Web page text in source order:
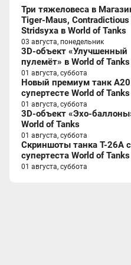
Три тяжеловеса в
Tiger-Maus, Contradictious
Stridsyxa в World of Tanks
03 августа, понедельник
3D-объект «Улучшенный
пулемёт» в World of Tanks
01 августа, суббота
Новый премиум танк
супертесте World of Tanks
01 августа, суббота
3D-объект «Эхо-
World of Tanks
01 августа, суббота
Скриншоты танка T-26A с
супертеста World of Tanks
01 августа, суббота